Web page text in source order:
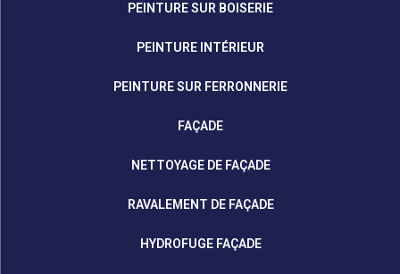
PEINTURE SUR BOISERIE
PEINTURE INTÉRIEUR
PEINTURE SUR FERRONNERIE
FAÇADE
NETTOYAGE DE FAÇADE
RAVALEMENT DE FAÇADE
HYDROFUGE FAÇADE